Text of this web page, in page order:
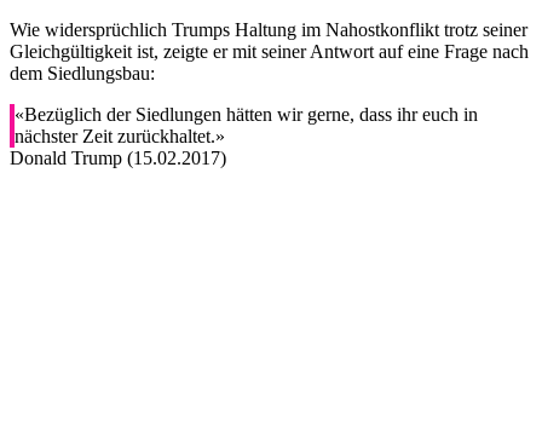
Wie widersprüchlich Trumps Haltung im Nahostkonflikt trotz seiner
Gleichgültigkeit ist, zeigte er mit seiner Antwort auf eine Frage nach
dem Siedlungsbau:
«Bezüglich der Siedlungen hätten wir gerne, dass ihr euch in
nächster Zeit zurückhaltet.»
Donald Trump (15.02.2017)